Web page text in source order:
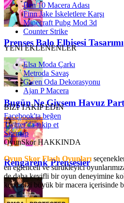
Prenses Balo Elbisesi Tasarımı
Bugün Ne Giysem Havuz
Rengarenk Prensesler
Ben 10 Macera Adası
Finn Jake İskeletlere Karşı
Minecraft Pubg Mod 3d
Counter Strike
YENİ EKLENENLER
Elsa Moda Çarkı
Metroda Savaş
Gwen Oda Dekorasyonu
Ajan P Macera
BİZİ TAKİP EDİN
Facebook'ta beğen
Twitter'da takip et
Sitemap
OyunSkor HAKKINDA
Oyun Skor Flash Oyunları
en eğlenceli ve sürükleyici
de daha keyifli bir oyun deneyimine
kendinizi büyük bir macera içerisinde